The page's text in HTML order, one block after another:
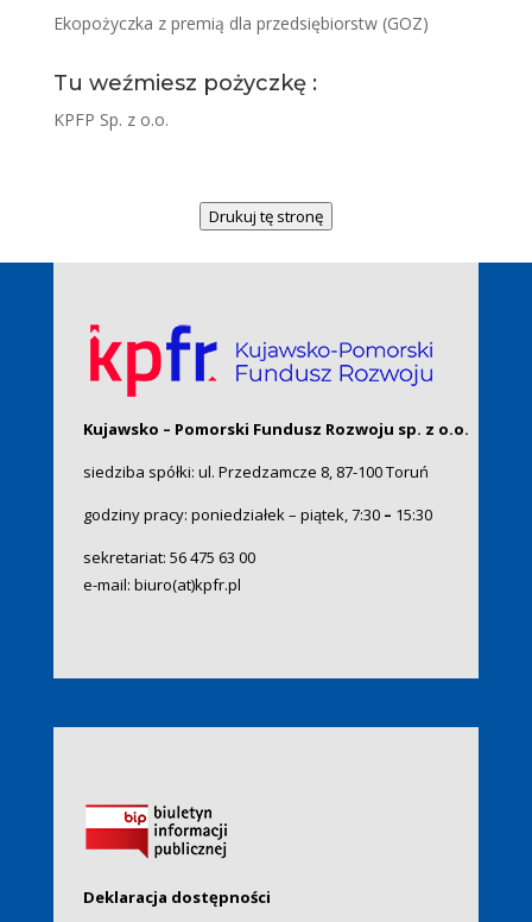
Ekopożyczka z premią dla przedsiębiorstw (GOZ)
Tu weźmiesz pożyczkę :
KPFP Sp. z o.o.
Drukuj tę stronę
Kujawsko – Pomorski Fundusz Rozwoju sp. z o.o.
siedziba spółki: ul. Przedzamcze 8, 87-100 Toruń
godziny pracy: poniedziałek – piątek, 7:30– 15:30
sekretariat: 56 475 63 00
e-mail: biuro(at)kpfr.pl
Deklaracja dostępności